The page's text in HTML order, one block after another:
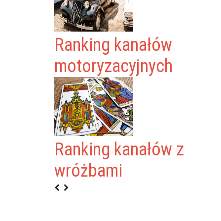
Ranking kanałów
motoryzacyjnych
Ranking kanałów z
wróżbami